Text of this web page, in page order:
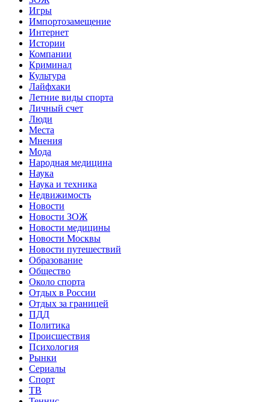
Игры
Импортозамещение
Интернет
Истории
Компании
Криминал
Культура
Лайфхаки
Летние виды спорта
Личный счет
Люди
Места
Мнения
Мода
Народная медицина
Наука
Наука и техника
Недвижимость
Новости
Новости ЗОЖ
Новости медицины
Новости Москвы
Новости путешествий
Образование
Общество
Около спорта
Отдых в России
Отдых за границей
ПДД
Политика
Происшествия
Психология
Рынки
Сериалы
Спорт
ТВ